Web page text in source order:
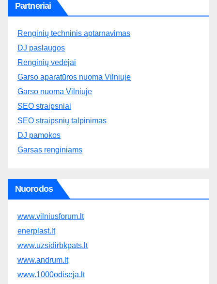
Partneriai
Renginių techninis aptarnavimas
DJ paslaugos
Renginių vedėjai
Garso aparatūros nuoma Vilniuje
Garso nuoma Vilniuje
SEO straipsniai
SEO straipsnių talpinimas
DJ pamokos
Garsas renginiams
Nuorodos
www.vilniusforum.lt
enerplast.lt
www.uzsidirbkpats.lt
www.andrum.lt
www.1000odiseja.lt